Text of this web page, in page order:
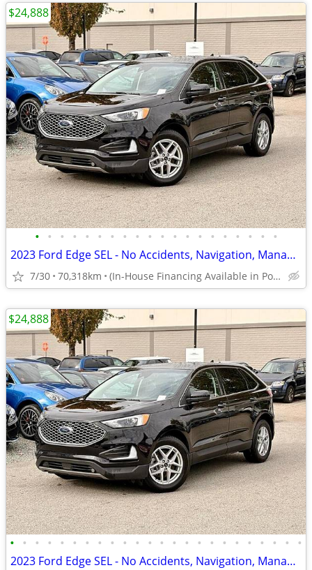
• • • • • • • • • • • • • • • • • • • •
2023 Ford Edge SEL - No Accidents, Navigation, Manager Demo
7/30 70,318km (In-House Financing Available in Port Coquitlam)
$24,888
• • • • • • • • • • • • • • • • • • • • • • • •
2023 Ford Edge SEL - No Accidents, Navigation, Manager Demo
$24,888